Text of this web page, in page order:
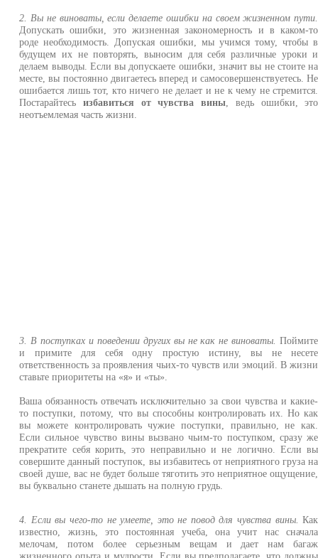
2. Вы не виноваты, если делаете ошибки на своем жизненном пути.
Допускать ошибки, это жизненная закономерность и в каком-то
роде необходимость. Допуская ошибки, мы учимся тому, чтобы в
будущем их не повторять, выносим для себя различные уроки и
делаем выводы. Если вы допускаете ошибки, значит вы не стоите на
месте, вы постоянно двигаетесь вперед и самосовершенствуетесь. Не
ошибается лишь тот, кто ничего не делает и не к чему не стремится.
Постарайтесь избавиться от чувства вины , ведь ошибки, это
неотъемлемая часть жизни.
3. В поступках и поведении других вы не как не виноваты. Поймите
и примите для себя одну простую истину, вы не несете
ответственность за проявления чьих-то чувств или эмоций. В жизни
ставьте приоритеты на «я» и «ты».
Ваша обязанность отвечать исключительно за свои чувства и какие-
то поступки, потому, что вы способны контролировать их. Но как
вы можете контролировать чужие поступки, правильно, не как.
Если сильное чувство вины вызвано чьим-то поступком, сразу же
прекратите себя корить, это неправильно и не логично. Если вы
совершите данный поступок, вы избавитесь от неприятного груза на
своей душе, вас не будет больше тяготить это неприятное ощущение,
вы буквально станете дышать на полную грудь.
4. Если вы чего-то не умеете, это не повод для чувства вины. Как
известно, жизнь, это постоянная учеба, она учит нас сначала
мелочам, потом более серьезным вещам и дает нам багаж